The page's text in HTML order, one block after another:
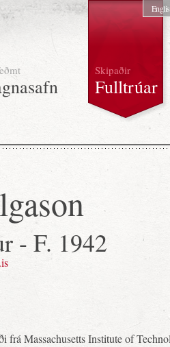
Skipaðir
Fulltrúar
- F. 1942
Massachusetts Institute of